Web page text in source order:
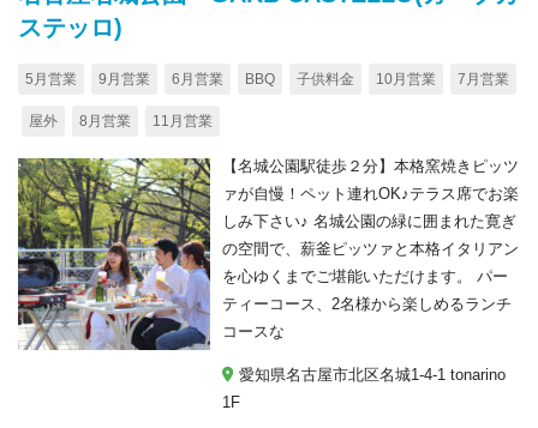
ステッロ)
5月営業 9月営業 6月営業 BBQ 子供料金 10月営業 7月営業
屋外 8月営業 11月営業
【名城公園駅徒歩２分】本格窯焼きピッツ
ァが自慢！ペット連れOK♪テラス席でお楽
しみ下さい♪ 名城公園の緑に囲まれた寛ぎ
の空間で、薪釜ピッツァと本格イタリアン
を心ゆくまでご堪能いただけます。 パー
ティーコース、2名様から楽しめるランチ
コースな
愛知県名古屋市北区名城1-4-1 tonarino
1F